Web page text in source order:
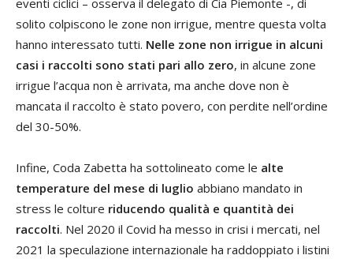
solito colpiscono le zone non irrigue, mentre questa volta
hanno interessato tutti. Nelle zone non irrigue in alcuni
casi i raccolti sono stati pari allo zero, in alcune zone
irrigue l’acqua non è arrivata, ma anche dove non è
mancata il raccolto è stato povero, con perdite nell’ordine
del 30-50%.
Infine, Coda Zabetta ha sottolineato come le alte
temperature del mese di luglio abbiano mandato in
stress le colture riducendo qualità e quantità dei
raccolti. Nel 2020 il Covid ha messo in crisi i mercati, nel
2021 la speculazione internazionale ha raddoppiato i listini